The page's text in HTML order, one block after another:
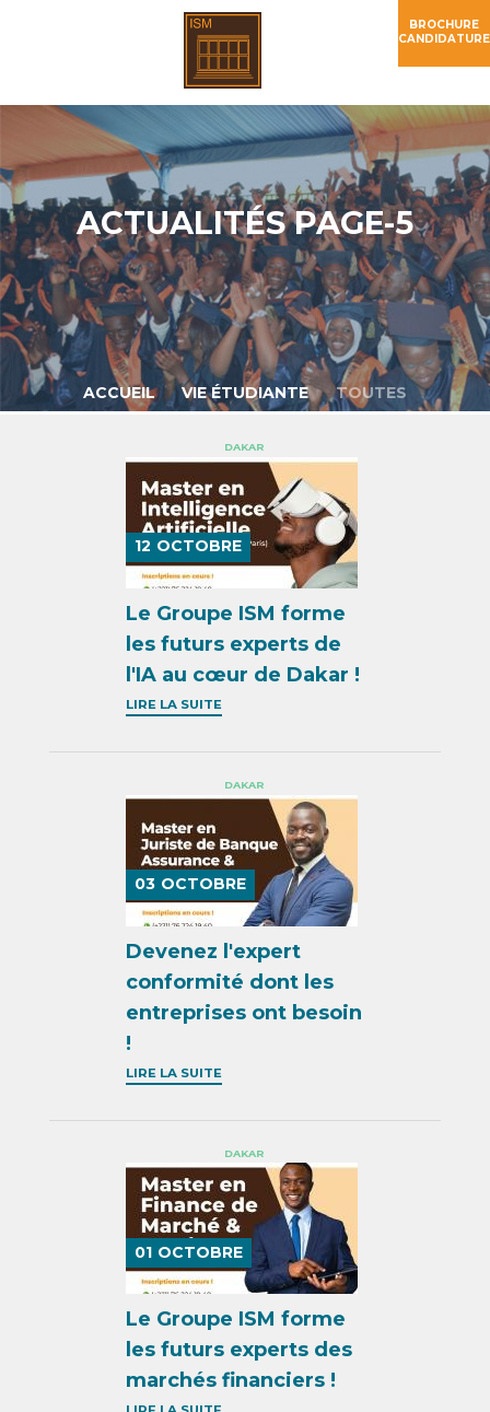
ACTUALITÉS PAGE-5
ACCUEIL VIE ÉTUDIANTE TOUTES
DAKAR
12 OCTOBRE
Le Groupe ISM forme
les futurs experts de
l'IA au cœur de Dakar !
LIRE LA SUITE
DAKAR
03 OCTOBRE
Devenez l'expert
conformité dont les
entreprises ont besoin
!
LIRE LA SUITE
DAKAR
01 OCTOBRE
Le Groupe ISM forme
les futurs experts des
marchés financiers !
BROCHURE
CANDIDATURE